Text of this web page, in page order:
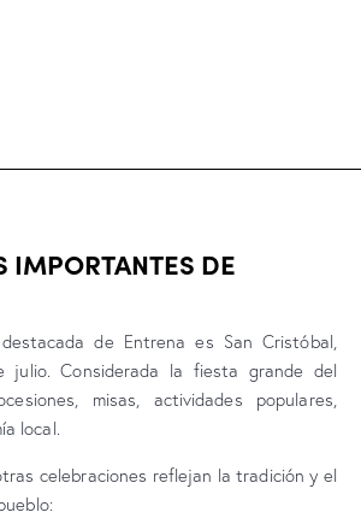
IMPORTANTES DE
de Entrena es San Cristóbal,
julio. Considerada la fiesta grande del
misas, actividades populares,
local.
celebraciones reflejan la tradición y el